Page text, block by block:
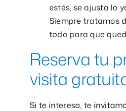
estés, se ajusta lo
Siempre tratamos
todo para que
Reserva tu
visita
Si te interesa, te